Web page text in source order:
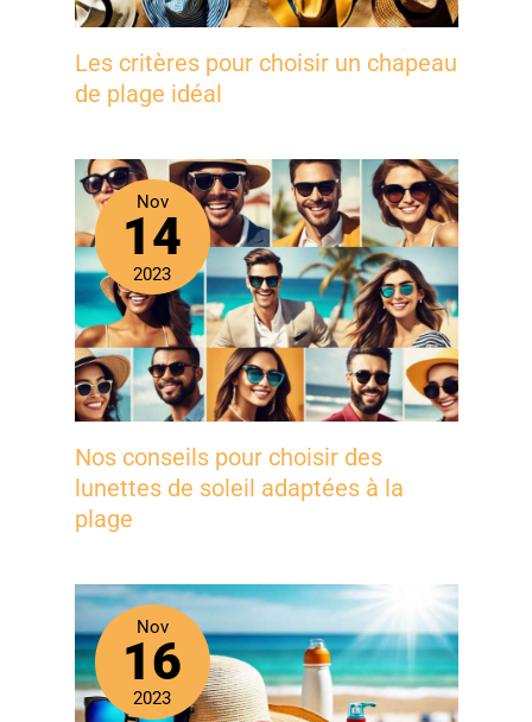
Les critères pour choisir un chapeau
de plage idéal
Nov
14
2023
Nos conseils pour choisir des
lunettes de soleil adaptées à la
plage
Nov
16
2023